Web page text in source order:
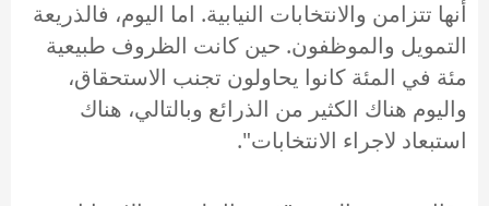
أنها تتزامن والانتخابات النيابية. اما اليوم، فالذريعة
التمويل والموظفون. حين كانت الظروف طبيعية
مئة في المئة كانوا يحاولون تجنب الاستحقاق،
واليوم هناك الكثير من الذرائع وبالتالي، هناك
استبعاد لاجراء الانتخابات".